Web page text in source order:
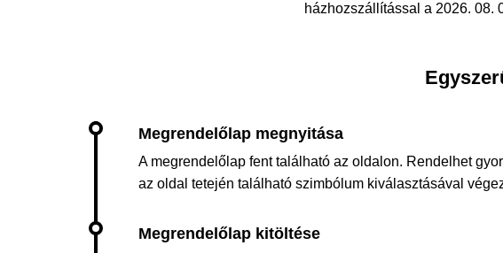
házhozszállítással a 2026. 08.
A megrendelőlap fent található az oldalon. Rendelhet
az oldal tetején található szimbólum kiválasztásával